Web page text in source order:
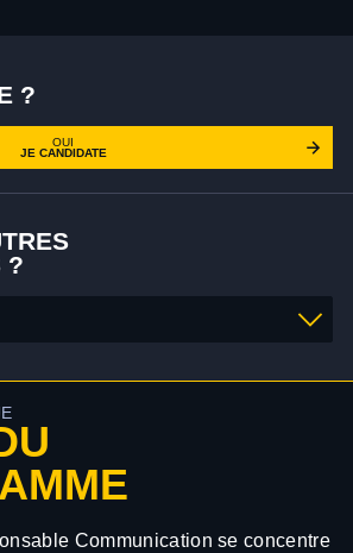
?
OUI
JE CANDIDATE
?
Communication se concentre